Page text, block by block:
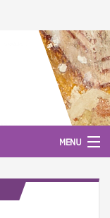
MENU